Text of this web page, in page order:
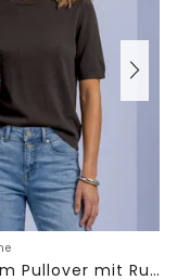
Kurzarm Pullover mit Rundhals in Unifarbe